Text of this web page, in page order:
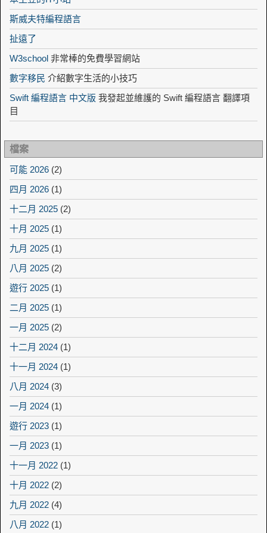
斯威夫特編程語言
扯遠了
W3school 非常棒的免費學習網站
數字移民 介紹數字生活的小技巧
Swift 編程語言 中文版 我發起並維護的 Swift 編程語言 翻譯項
目
檔案
可能 2026 (2)
四月 2026 (1)
十二月 2025 (2)
十月 2025 (1)
九月 2025 (1)
八月 2025 (2)
遊行 2025 (1)
二月 2025 (1)
一月 2025 (2)
十二月 2024 (1)
十一月 2024 (1)
八月 2024 (3)
一月 2024 (1)
遊行 2023 (1)
一月 2023 (1)
十一月 2022 (1)
十月 2022 (2)
九月 2022 (4)
八月 2022 (1)